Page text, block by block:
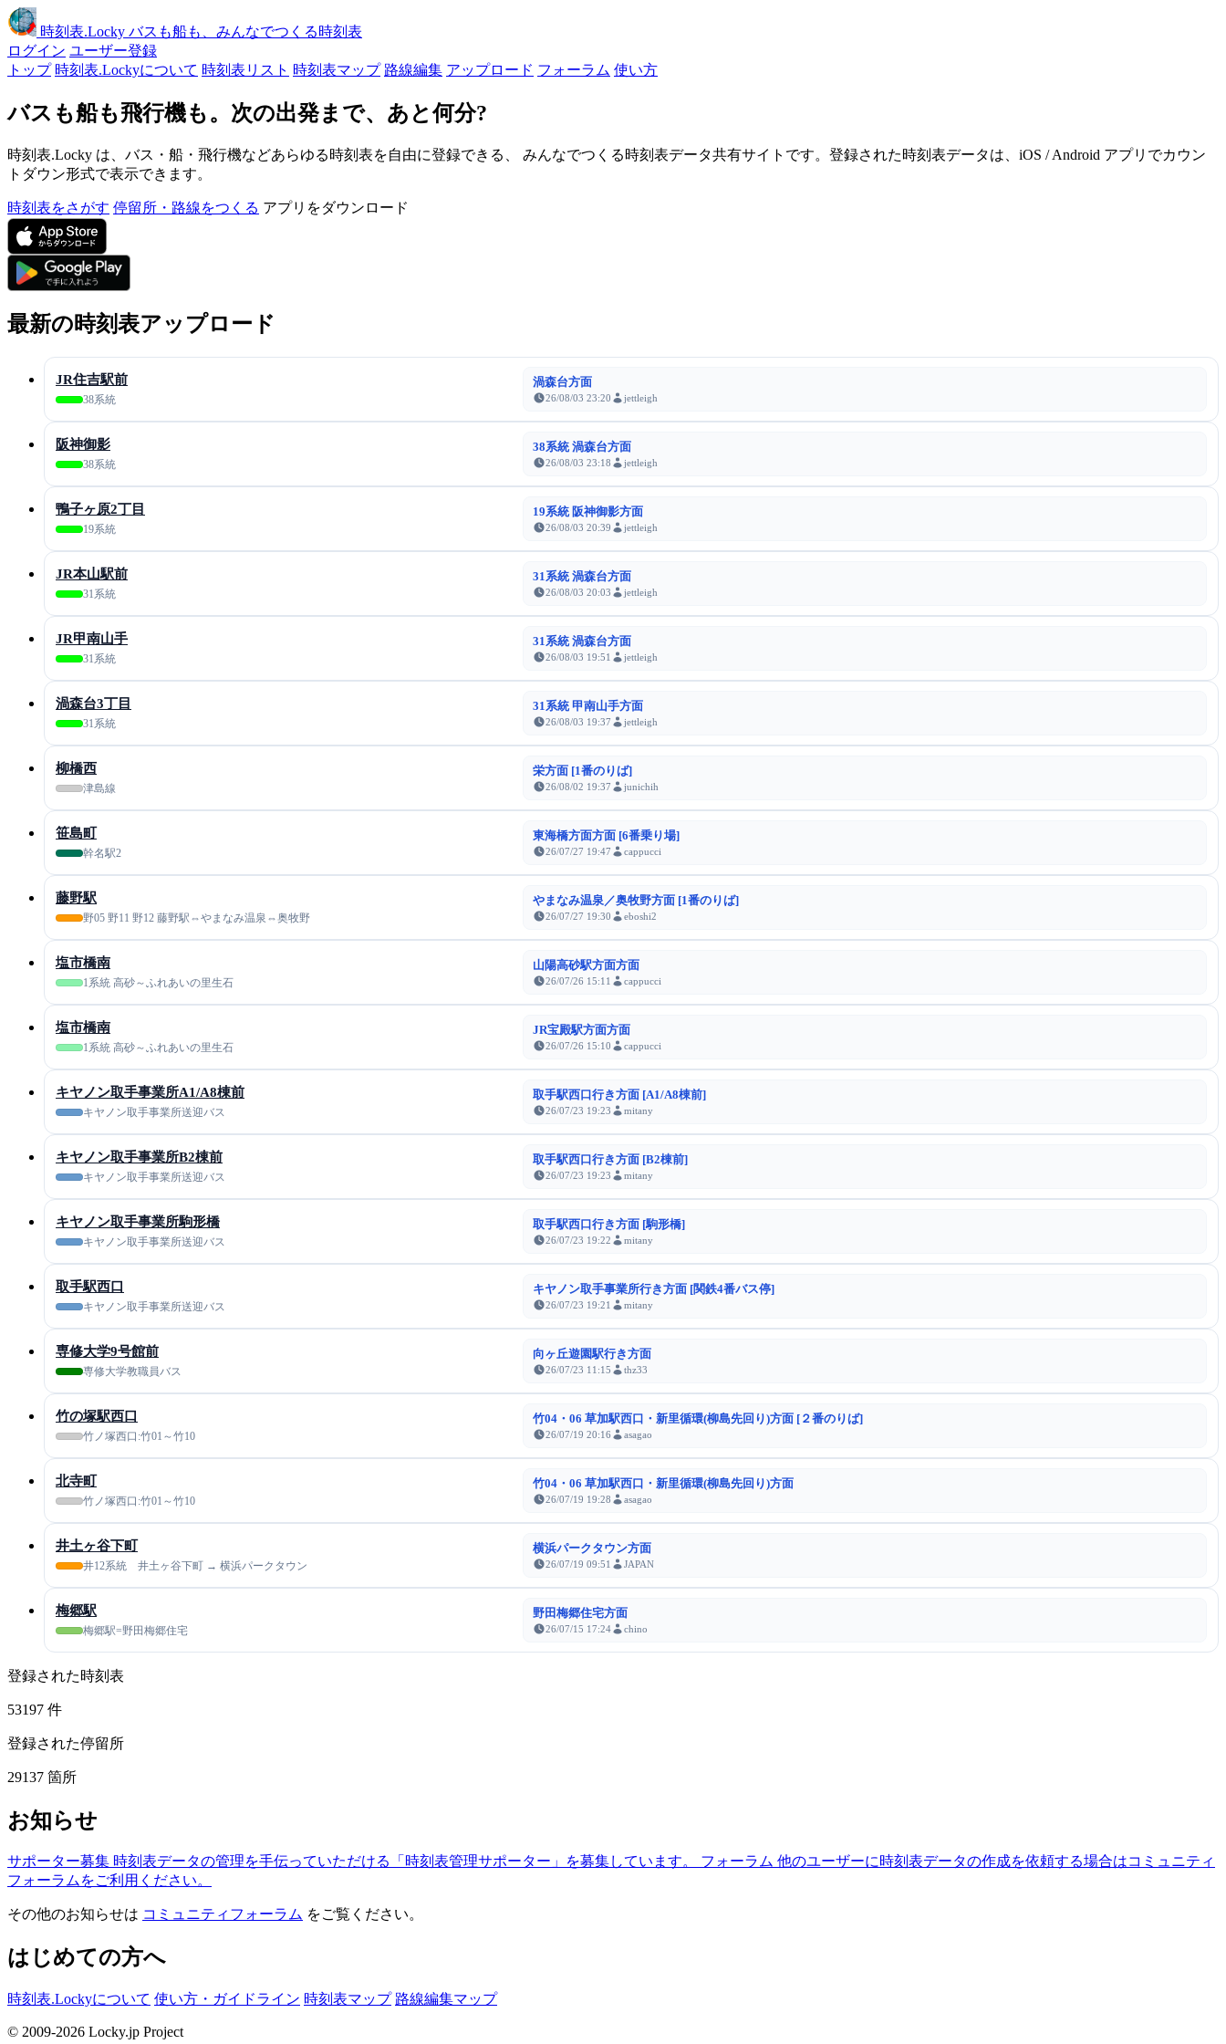
時刻表.Locky バスも船も、みんなでつくる時刻表
ログイン ユーザー登録
トップ 時刻表.Lockyについて 時刻表リスト 時刻表マップ 路線編集 アップロード フォーラム 使い方
バスも船も飛行機も。次の出発まで、あと何分?
時刻表.Locky は、バス・船・飛行機などあらゆる時刻表を自由に登録できる、 みんなでつくる時刻表データ共有サイトです。登録された時刻表データは、iOS / Android アプリでカウン
トダウン形式で表示できます。
時刻表をさがす 停留所・路線をつくる アプリをダウンロード
最新の時刻表アップロード
JR住吉駅前
38系統
渦森台方面
26/08/03 23:20 jettleigh
阪神御影
38系統
38系統 渦森台方面
26/08/03 23:18 jettleigh
鴨子ヶ原2丁目
19系統
19系統 阪神御影方面
26/08/03 20:39 jettleigh
JR本山駅前
31系統
31系統 渦森台方面
26/08/03 20:03 jettleigh
JR甲南山手
31系統
31系統 渦森台方面
26/08/03 19:51 jettleigh
渦森台3丁目
31系統
31系統 甲南山手方面
26/08/03 19:37 jettleigh
柳橋西
津島線
栄方面 [1番のりば]
26/08/02 19:37 junichih
笹島町
幹名駅2
東海橋方面方面 [6番乗り場]
26/07/27 19:47 cappucci
藤野駅
野05 野11 野12 藤野駅⇔やまなみ温泉⇔奥牧野
やまなみ温泉／奥牧野方面 [1番のりば]
26/07/27 19:30 eboshi2
塩市橋南
1系統 高砂～ふれあいの里生石
山陽高砂駅方面方面
26/07/26 15:11 cappucci
塩市橋南
1系統 高砂～ふれあいの里生石
JR宝殿駅方面方面
26/07/26 15:10 cappucci
キヤノン取手事業所A1/A8棟前
キヤノン取手事業所送迎バス
取手駅西口行き方面 [A1/A8棟前]
26/07/23 19:23 mitany
キヤノン取手事業所B2棟前
キヤノン取手事業所送迎バス
取手駅西口行き方面 [B2棟前]
26/07/23 19:23 mitany
キヤノン取手事業所駒形橋
キヤノン取手事業所送迎バス
取手駅西口行き方面 [駒形橋]
26/07/23 19:22 mitany
取手駅西口
キヤノン取手事業所送迎バス
キヤノン取手事業所行き方面 [関鉄4番バス停]
26/07/23 19:21 mitany
専修大学9号館前
専修大学教職員バス
向ヶ丘遊園駅行き方面
26/07/23 11:15 thz33
竹の塚駅西口
竹ノ塚西口:竹01～竹10
竹04・06 草加駅西口・新里循環(柳島先回り)方面 [２番のりば]
26/07/19 20:16 asagao
北寺町
竹ノ塚西口:竹01～竹10
竹04・06 草加駅西口・新里循環(柳島先回り)方面
26/07/19 19:28 asagao
井土ヶ谷下町
井12系統 井土ヶ谷下町 → 横浜パークタウン
横浜パークタウン方面
26/07/19 09:51 JAPAN
梅郷駅
梅郷駅=野田梅郷住宅
野田梅郷住宅方面
26/07/15 17:24 chino
登録された時刻表
53197 件
登録された停留所
29137 箇所
お知らせ
サポーター募集 時刻表データの管理を手伝っていただける「時刻表管理サポーター」を募集しています。 フォーラム 他のユーザーに時刻表データの作成を依頼する場合はコミュニティ
フォーラムをご利用ください。
その他のお知らせは コミュニティフォーラム をご覧ください。
はじめての方へ
時刻表.Lockyについて 使い方・ガイドライン 時刻表マップ 路線編集マップ
© 2009-2026 Locky.jp Project